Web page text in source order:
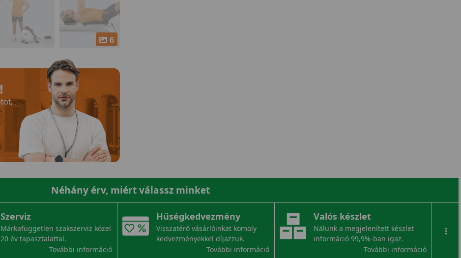
6
Néhány érv, miért válassz minket
Szerviz
Márkafüggetlen szakszerviz közel
20 év tapasztalattal.
További információ
Hűségkedvezmény
Visszatérő vásárlóinkat komoly
kedvezményekkel díjazzuk.
További információ
Valós készlet
Nálunk a megjelenített készlet
információ 99,9%-ban igaz.
További információ
...